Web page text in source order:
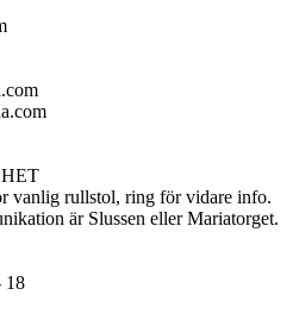
vanlig rullstol, ring för vidare info.
är Slussen eller Mariatorget.
18